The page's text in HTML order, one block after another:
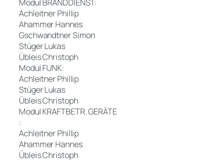
Modul BRANDDIENST:
Achleitner Phillip
Ahammer Hannes
Gschwandtner Simon
Stüger Lukas
Übleis Christoph
Modul FUNK:
Achleitner Phillip
Stüger Lukas
Übleis Christoph
Modul KRAFTBETR. GERÄTE
:
Achleitner Phillip
Ahammer Hannes
Übleis Christoph